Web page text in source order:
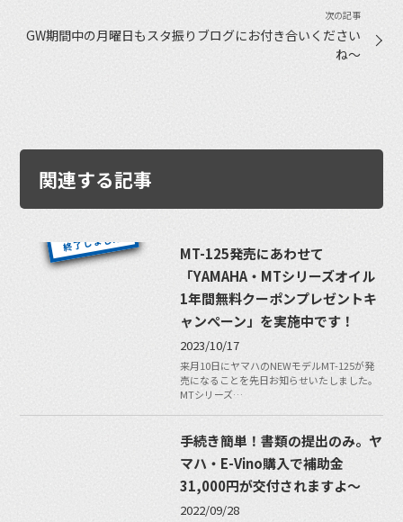
GW期間中の月曜日もスタ振りブログにお付き合いください
ね〜
関連する記事
MT-125発売にあわせて
「YAMAHA・MTシリーズオイル
1年間無料クーポンプレゼントキ
ャンぺーン」を実施中です！
2023/10/17
来月10日にヤマハのNEWモデルMT-125が発
売になることを先日お知らせいたしました。
MTシリーズ…
手続き簡単！書類の提出のみ。ヤ
マハ・E-Vino購入で補助金
31,000円が交付されますよ〜
2022/09/28